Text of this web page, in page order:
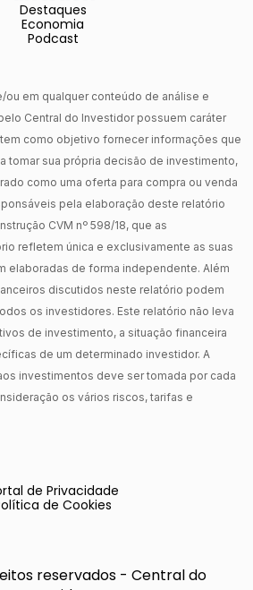
Destaques
Economia
Podcast
ou em qualquer conteúdo de análise e
Central do Investidor possuem caráter
como objetivo fornecer informações que
tomar sua própria decisão de investimento,
como uma oferta para compra ou venda
pela elaboração deste relatório
CVM nº 598/18, que as
refletem única e exclusivamente as suas
elaboradas de forma independente. Além
discutidos neste relatório podem
os investidores. Este relatório não leva
de investimento, a situação financeira
de um determinado investidor. A
investimentos deve ser tomada por cada
os vários riscos, tarifas e
de Privacidade
de Cookies
reservados - Central do